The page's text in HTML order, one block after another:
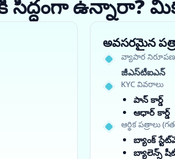
సిద్ధంగా ఉన్నారా?
అవసరమైన
వ్యాపార నిరూపణ
జీఎస్‌టీఐఎన్
KYC వివరాలు
పాన్ కార్డ్
ఆధార్ కార్డ్
ఆర్థిక పత్రాలు
బ్యాంక్
బ్యాలెన్స్